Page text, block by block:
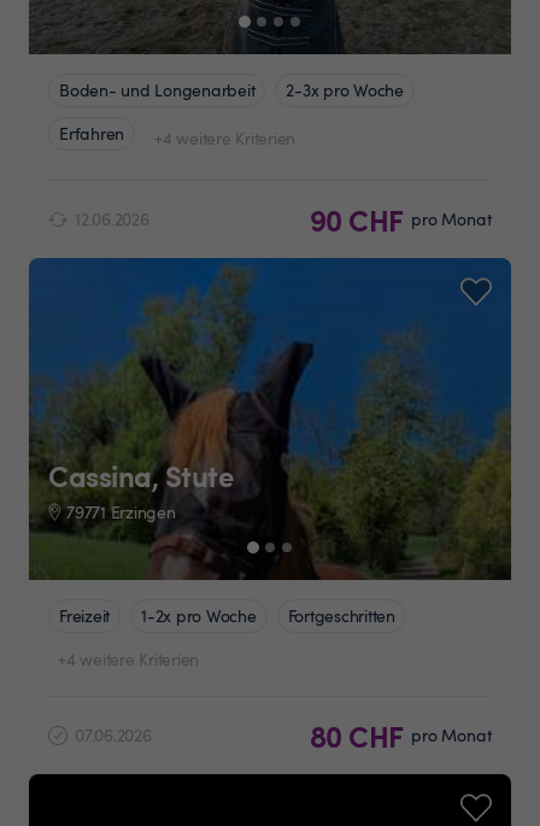
Boden- und Longenarbeit
2-3x pro Woche
Erfahren
+4 weitere Kriterien
12.06.2026 90 CHF pro Monat
Cassina, Stute
79771 Erzingen
Freizeit 1-2x pro Woche
Fortgeschritten
+4 weitere Kriterien
07.06.2026 80 CHF pro Monat